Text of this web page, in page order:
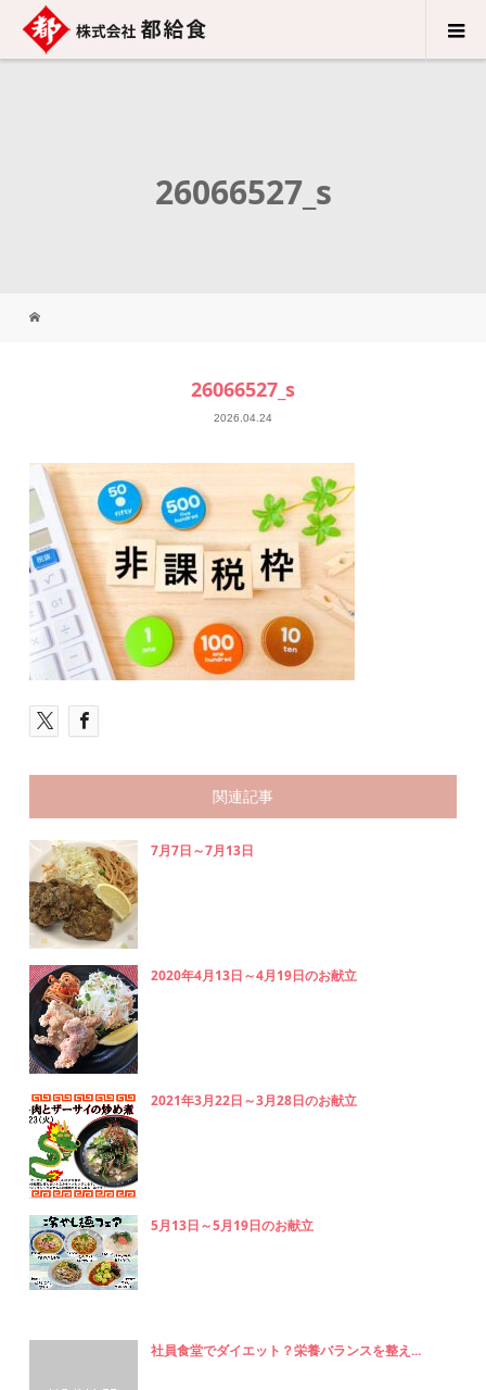
26066527_s
26066527_s
2026.04.24
関連記事
7月7日～7月13日
2020年4月13日～4月19日のお献立
2021年3月22日～3月28日のお献立
5月13日～5月19日のお献立
社員食堂でダイエット？栄養バランスを整え...